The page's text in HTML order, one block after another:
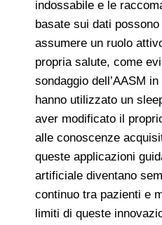
indossabile e le
basate sui dati
assumere un ruolo
propria salute, come
sondaggio dell’AASM
hanno utilizzato un
aver modificato il
alle conoscenze
queste applicazioni
artificiale diventano
continuo tra pazienti e
limiti di queste